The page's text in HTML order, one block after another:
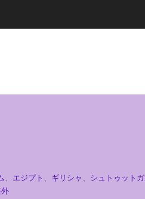
、 エジプト 、 ギリシャ 、 シュトゥットガ